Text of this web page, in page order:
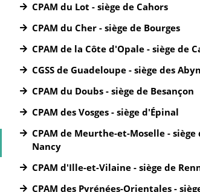
CPAM du Lot - siège de Cahors
CPAM du Cher - siège de Bourges
CPAM de la Côte d'Opale - siège de
CGSS de Guadeloupe - siège des
CPAM du Doubs - siège de Besançon
CPAM des Vosges - siège d'Épinal
CPAM de Meurthe-et-Moselle - siège
Nancy
CPAM d'Ille-et-Vilaine - siège de
CPAM des Pyrénées-Orientales -